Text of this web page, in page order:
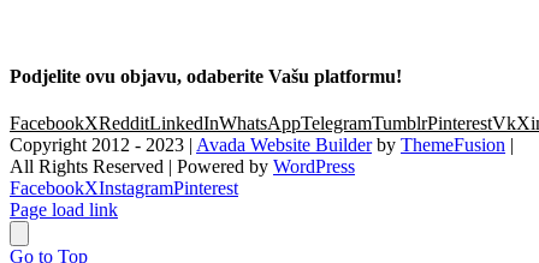
Podjelite ovu objavu, odaberite Vašu platformu!
FacebookXRedditLinkedInWhatsAppTelegramTumblrPinterestVk
Copyright 2012 - 2023 | Avada Website Builderby ThemeFusion |
All Rights Reserved | Powered by WordPress
FacebookXInstagramPinterest
Page load link
Go to Top